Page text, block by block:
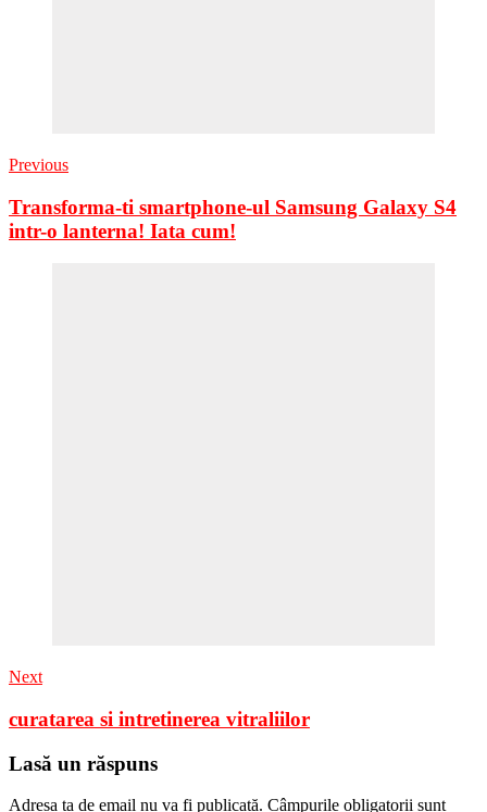
Previous
Transforma-ti smartphone-ul Samsung Galaxy S4
intr-o lanterna! Iata cum!
Next
curatarea si intretinerea vitraliilor
Lasă un răspuns
Adresa ta de email nu va fi publicată. Câmpurile obligatorii sunt